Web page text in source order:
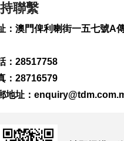
2026-08-
263
2026-08-
聯繫
：澳門俾利喇街一五七號A
：28517758
：28716579
地址：